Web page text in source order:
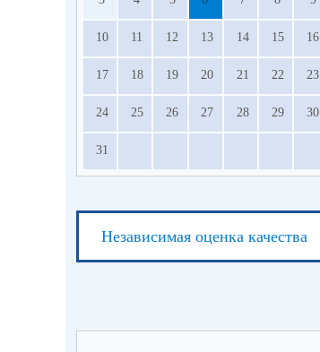
10 11 12 13 14 15 16
17 18 19 20 21 22 23
24 25 26 27 28 29 30
31
Независимая оценка качества